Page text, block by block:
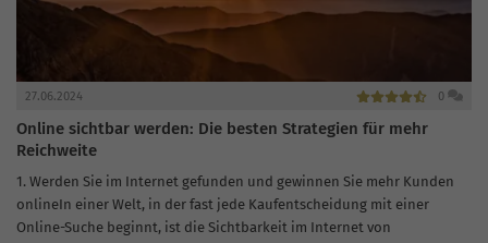
27.06.2024 0
Online sichtbar werden: Die besten Strategien für mehr
Reichweite
1. Werden Sie im Internet gefunden und gewinnen Sie mehr Kunden
onlineIn einer Welt, in der fast jede Kaufentscheidung mit einer
Online-Suche beginnt, ist die Sichtbarkeit im Internet von